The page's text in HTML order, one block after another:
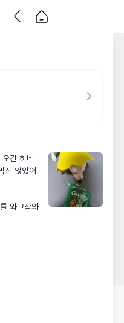
긴 하네
진 않았어
와그작와